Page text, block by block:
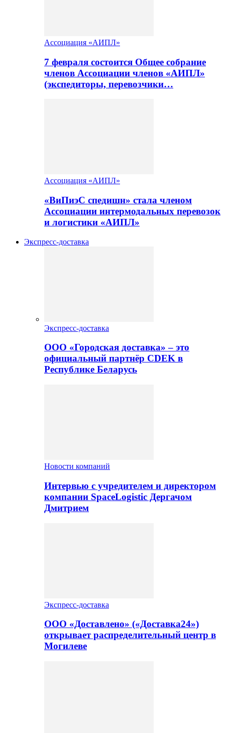
Ассоциация «АИПЛ»
7 февраля состоится Общее собрание
членов Ассоциации членов «АИПЛ»
(экспедиторы, перевозчики…
Ассоциация «АИПЛ»
«ВиПиэС спедишн» стала членом
Ассоциации интермодальных перевозок
и логистики «АИПЛ»
Экспресс-доставка
Экспресс-доставка
ООО «Городская доставка» – это
официальный партнёр CDEK в
Республике Беларусь
Новости компаний
Интервью с учредителем и директором
компании SpaceLogistic Дергачом
Дмитрием
Экспресс-доставка
ООО «Доставлено» («Доставка24»)
открывает распределительный центр в
Могилеве